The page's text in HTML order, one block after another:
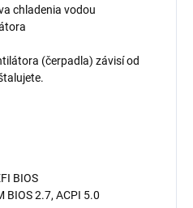
chladenia vodou
(čerpadla) závisí od
BIOS
BIOS 2.7, ACPI 5.0